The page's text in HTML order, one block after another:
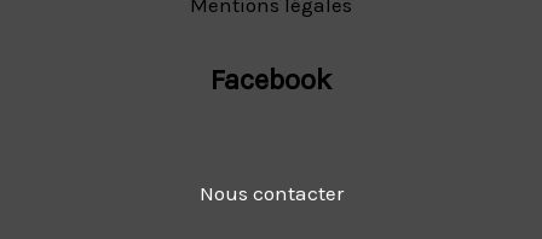
Mentions légales
Facebook
Nous contacter